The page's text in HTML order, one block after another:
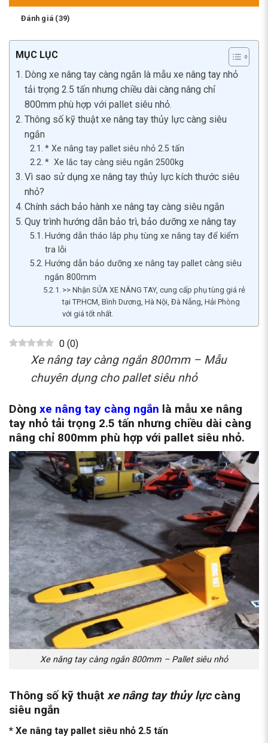
Đánh giá (39)
MỤC LỤC
Dòng xe nâng tay càng ngắn là mẫu xe nâng tay nhỏ
tải trọng 2.5 tấn nhưng chiều dài càng nâng chỉ
800mm phù hợp với pallet siêu nhỏ.
Thông số kỹ thuật xe nâng tay thủy lực càng siêu
ngắn
* Xe nâng tay pallet siêu nhỏ 2.5 tấn
* Xe lắc tay càng siêu ngắn 2500kg
Vì sao sử dụng xe nâng tay thủy lực kích thước siêu
nhỏ?
Chính sách bảo hành xe nâng tay càng siêu ngắn
Quy trình hướng dẫn bảo trì, bảo dưỡng xe nâng tay
Hướng dẫn tháo lắp phụ tùng xe nâng tay để kiểm
tra lỗi
Hướng dẫn bảo dưỡng xe nâng tay pallet càng siêu
ngắn 800mm
>> Nhận SỬA XE NÂNG TAY, cung cấp phụ tùng giá rẻ
tại TP.HCM, Bình Dương, Hà Nội, Đà Nẵng, Hải Phòng
với giá tốt nhất.
0 (0)
Xe nâng tay càng ngắn 800mm – Mẫu
chuyên dụng cho pallet siêu nhỏ
Dòng xe nâng tay càng ngắn là mẫu xe nâng
tay nhỏ tải trọng 2.5 tấn nhưng chiều dài càng
nâng chỉ 800mm phù hợp với pallet siêu nhỏ.
Xe nâng tay càng ngắn 800mm – Pallet siêu nhỏ
Thông số kỹ thuật xe nâng tay thủy lựccàng
siêu ngắn
* Xe nâng tay pallet siêu nhỏ 2.5 tấn